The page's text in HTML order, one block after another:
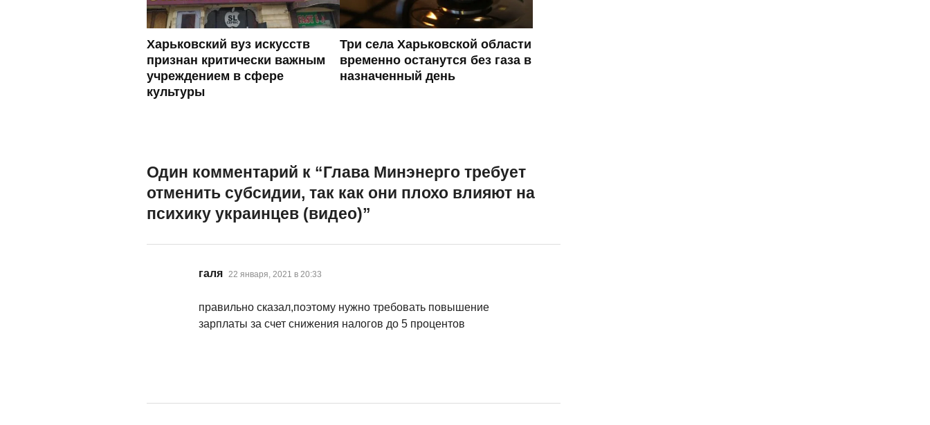
Харьковский вуз искусств
признан критически важным
учреждением в сфере
культуры
Три села Харьковской области
временно останутся без газа в
назначенный день
Один комментарий к “Глава Минэнерго требует
отменить субсидии, так как они плохо влияют на
психику украинцев (видео)”
галя 22 января, 2021 в 20:33
правильно сказал,поэтому нужно требовать повышение
зарплаты за счет снижения налогов до 5 процентов